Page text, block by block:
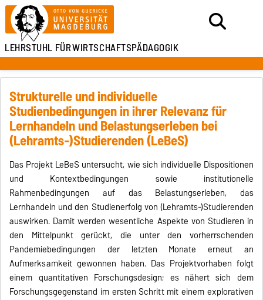
LEHRSTUHL FÜRWIRTSCHAFTSPÄDAGOGIK
Strukturelle und individuelle
Studienbedingungen in ihrer Relevanz für
Lernhandeln und Belastungserleben bei
(Lehramts-)Studierenden (LeBeS)
Das Projekt LeBeS untersucht, wie sich individuelle Dispositionen
und Kontextbedingungen sowie institutionelle
Rahmenbedingungen auf das Belastungserleben, das
Lernhandeln und den Studienerfolg von (Lehramts-)Studierenden
auswirken. Damit werden wesentliche Aspekte von Studieren in
den Mittelpunkt gerückt, die unter den vorherrschenden
Pandemiebedingungen der letzten Monate erneut an
Aufmerksamkeit gewonnen haben. Das Projektvorhaben folgt
einem quantitativen Forschungsdesign; es nähert sich dem
Forschungsgegenstand im ersten Schritt mit einem explorativen